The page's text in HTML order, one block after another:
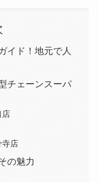
イド！地元で人
チェーンスーパ
店
寺店
の魅力